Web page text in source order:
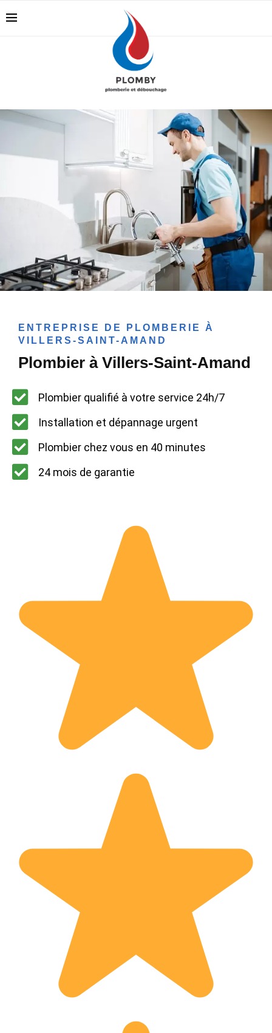
ENTREPRISE DE PLOMBERIE À
VILLERS-SAINT-AMAND
Plombier à Villers-Saint-Amand
Plombier qualifié à votre service 24h/7
Installation et dépannage urgent
Plombier chez vous en 40 minutes
24 mois de garantie